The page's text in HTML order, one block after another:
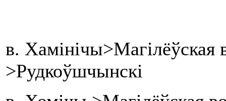
в. Хамінічы>Магілёўская
>Рудкоўшчынскі